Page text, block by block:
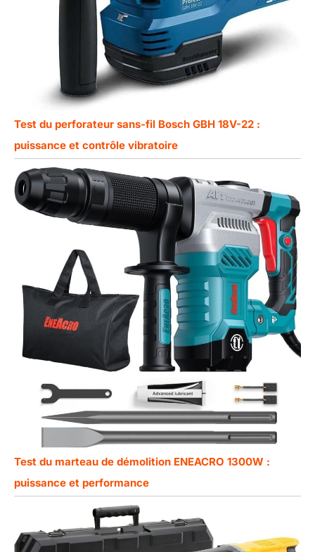
Test du perforateur sans-fil Bosch GBH 18V-22 :
puissance et contrôle vibratoire
Test du marteau de démolition ENEACRO 1300W :
puissance et performance